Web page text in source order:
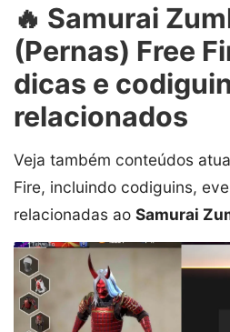
🔥 Samurai
(Pernas) Free
dicas e
relacionados
Veja também conteúdos
Fire, incluindo codiguins,
relacionadas ao Samurai